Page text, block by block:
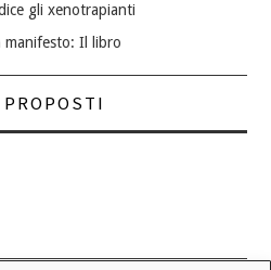
gli xenotrapianti
manifesto: Il libro